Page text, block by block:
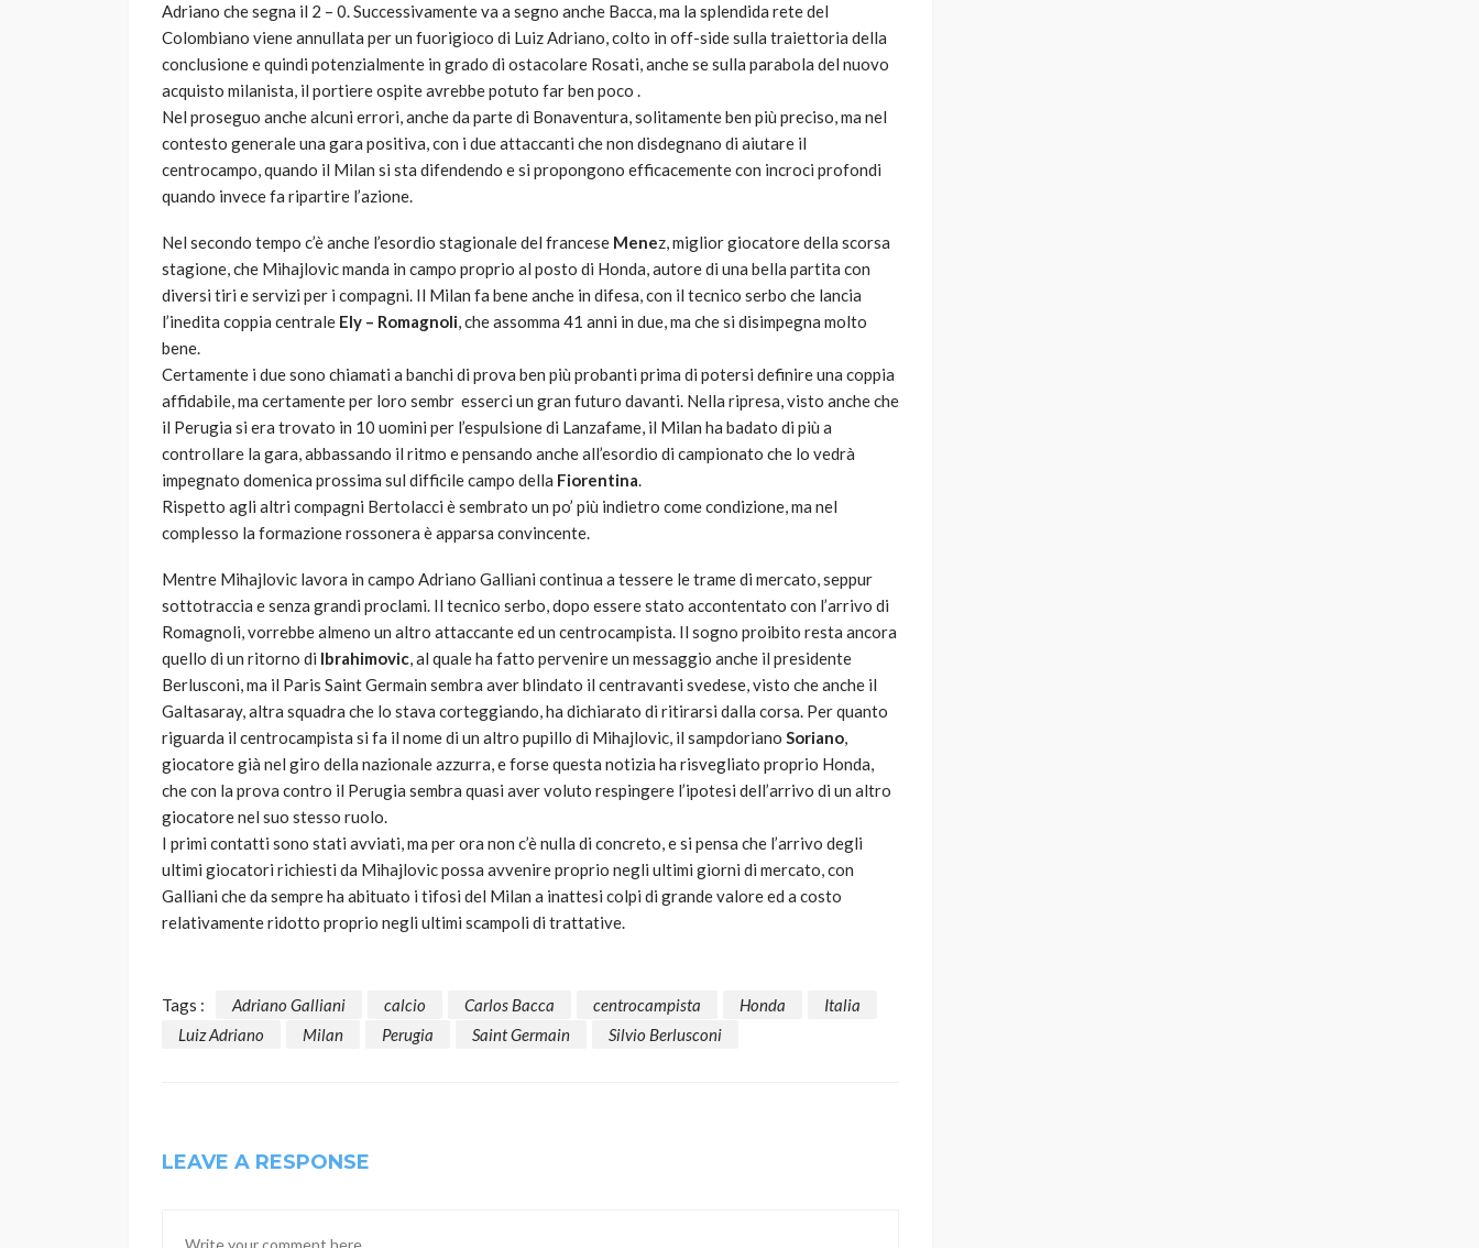
Adriano che segna il 2 – 0. Successivamente va a segno anche Bacca, ma la splendida rete del
Colombiano viene annullata per un fuorigioco di Luiz Adriano, colto in off-side sulla traiettoria della
conclusione e quindi potenzialmente in grado di ostacolare Rosati, anche se sulla parabola del nuovo
acquisto milanista, il portiere ospite avrebbe potuto far ben poco .
Nel proseguo anche alcuni errori, anche da parte di Bonaventura, solitamente ben più preciso, ma nel
contesto generale una gara positiva, con i due attaccanti che non disdegnano di aiutare il
centrocampo, quando il Milan si sta difendendo e si propongono efficacemente con incroci profondi
quando invece fa ripartire l’azione.
Nel secondo tempo c’è anche l’esordio stagionale del francese Menez, miglior giocatore della scorsa
stagione, che Mihajlovic manda in campo proprio al posto di Honda, autore di una bella partita con
diversi tiri e servizi per i compagni. Il Milan fa bene anche in difesa, con il tecnico serbo che lancia
l’inedita coppia centrale Ely – Romagnoli, che assomma 41 anni in due, ma che si disimpegna molto
bene.
Certamente i due sono chiamati a banchi di prova ben più probanti prima di potersi definire una coppia
affidabile, ma certamente per loro sembr esserci un gran futuro davanti. Nella ripresa, visto anche che
il Perugia si era trovato in 10 uomini per l’espulsione di Lanzafame, il Milan ha badato di più a
controllare la gara, abbassando il ritmo e pensando anche all’esordio di campionato che lo vedrà
impegnato domenica prossima sul difficile campo della Fiorentina.
Rispetto agli altri compagni Bertolacci è sembrato un po’ più indietro come condizione, ma nel
complesso la formazione rossonera è apparsa convincente.
Mentre Mihajlovic lavora in campo Adriano Galliani continua a tessere le trame di mercato, seppur
sottotraccia e senza grandi proclami. Il tecnico serbo, dopo essere stato accontentato con l’arrivo di
Romagnoli, vorrebbe almeno un altro attaccante ed un centrocampista. Il sogno proibito resta ancora
quello di un ritorno di Ibrahimovic, al quale ha fatto pervenire un messaggio anche il presidente
Berlusconi, ma il Paris Saint Germain sembra aver blindato il centravanti svedese, visto che anche il
Galtasaray, altra squadra che lo stava corteggiando, ha dichiarato di ritirarsi dalla corsa. Per quanto
riguarda il centrocampista si fa il nome di un altro pupillo di Mihajlovic, il sampdoriano Soriano,
giocatore già nel giro della nazionale azzurra, e forse questa notizia ha risvegliato proprio Honda,
che con la prova contro il Perugia sembra quasi aver voluto respingere l’ipotesi dell’arrivo di un altro
giocatore nel suo stesso ruolo.
I primi contatti sono stati avviati, ma per ora non c’è nulla di concreto, e si pensa che l’arrivo degli
ultimi giocatori richiesti da Mihajlovic possa avvenire proprio negli ultimi giorni di mercato, con
Galliani che da sempre ha abituato i tifosi del Milan a inattesi colpi di grande valore ed a costo
relativamente ridotto proprio negli ultimi scampoli di trattative.
Tags : Adriano Galliani calcio Carlos Bacca centrocampista Honda
Italia
Luiz Adriano
Milan Perugia Saint Germain Silvio Berlusconi
LEAVE A RESPONSE